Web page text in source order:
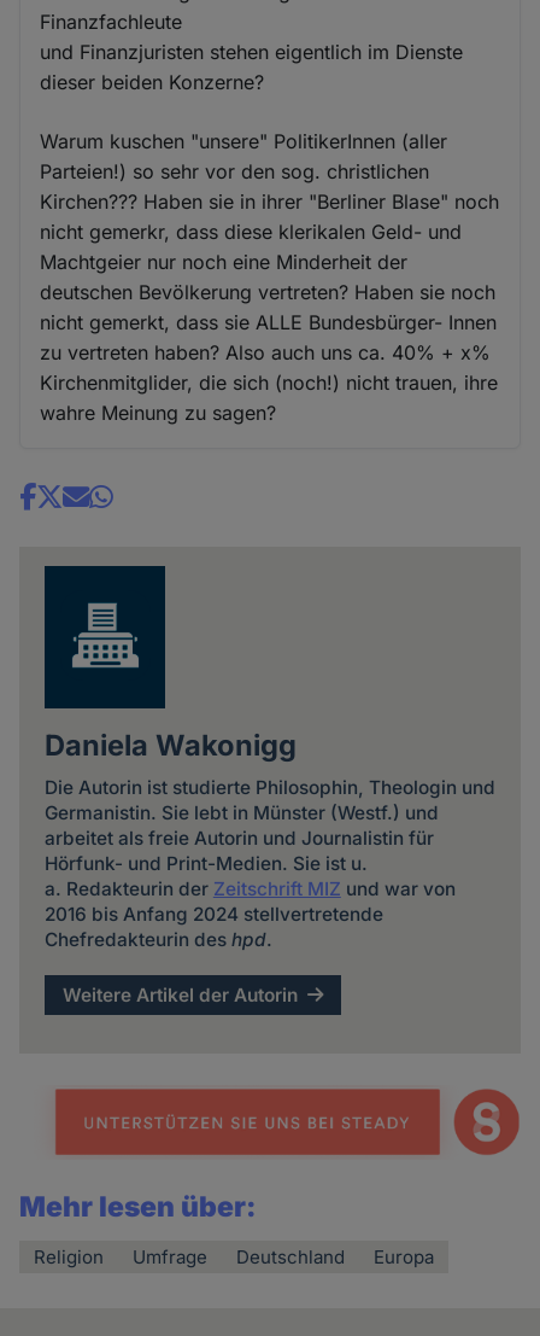
Finanzfachleute
und Finanzjuristen stehen eigentlich im Dienste
dieser beiden Konzerne?
Warum kuschen "unsere" PolitikerInnen (aller
Parteien!) so sehr vor den sog. christlichen
Kirchen??? Haben sie in ihrer "Berliner Blase" noch
nicht gemerkr, dass diese klerikalen Geld- und
Machtgeier nur noch eine Minderheit der
deutschen Bevölkerung vertreten? Haben sie noch
nicht gemerkt, dass sie ALLE Bundesbürger- Innen
zu vertreten haben? Also auch uns ca. 40% + x%
Kirchenmitglider, die sich (noch!) nicht trauen, ihre
wahre Meinung zu sagen?
Share
Daniela Wakonigg
Die Autorin ist studierte Philosophin, Theologin und
Germanistin. Sie lebt in Münster (Westf.) und
arbeitet als freie Autorin und Journalistin für
Hörfunk- und Print-Medien. Sie ist u.
a. Redakteurin der Zeitschrift MIZ und war von
2016 bis Anfang 2024 stellvertretende
Chefredakteurin des hpd.
Weitere Artikel der Autorin
Mehr lesen über:
Religion Umfrage Deutschland Europa